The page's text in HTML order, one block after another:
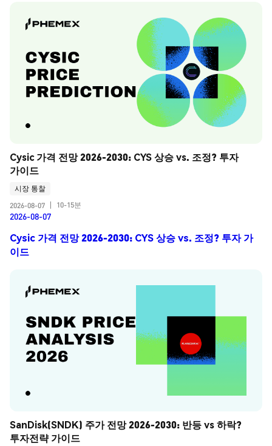
Cysic 가격 전망 2026-2030: CYS 상승 vs. 조정? 투자
가이드
시장 통찰
2026-08-07
10-15분
2026-08-07
Cysic 가격 전망 2026-2030: CYS 상승 vs. 조정? 투자 가
이드
SanDisk(SNDK) 주가 전망 2026-2030: 반등 vs 하락?
투자전략 가이드